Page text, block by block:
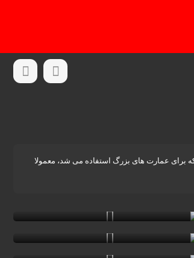
برای عمارت های بزرگ استفاده می شد، معمولا